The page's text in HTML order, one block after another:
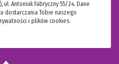
ul. Antoniuk Fabryczny 55/24. Dane
dostarczania Tobie naszego
i plików cookies.